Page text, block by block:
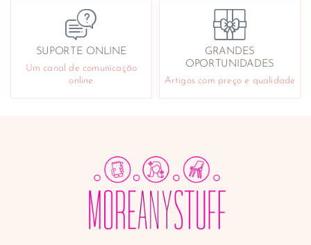
SUPORTE ONLINE
Um canal de comunicação
online
GRANDES
OPORTUNIDADES
Artigos com preço e qualidade